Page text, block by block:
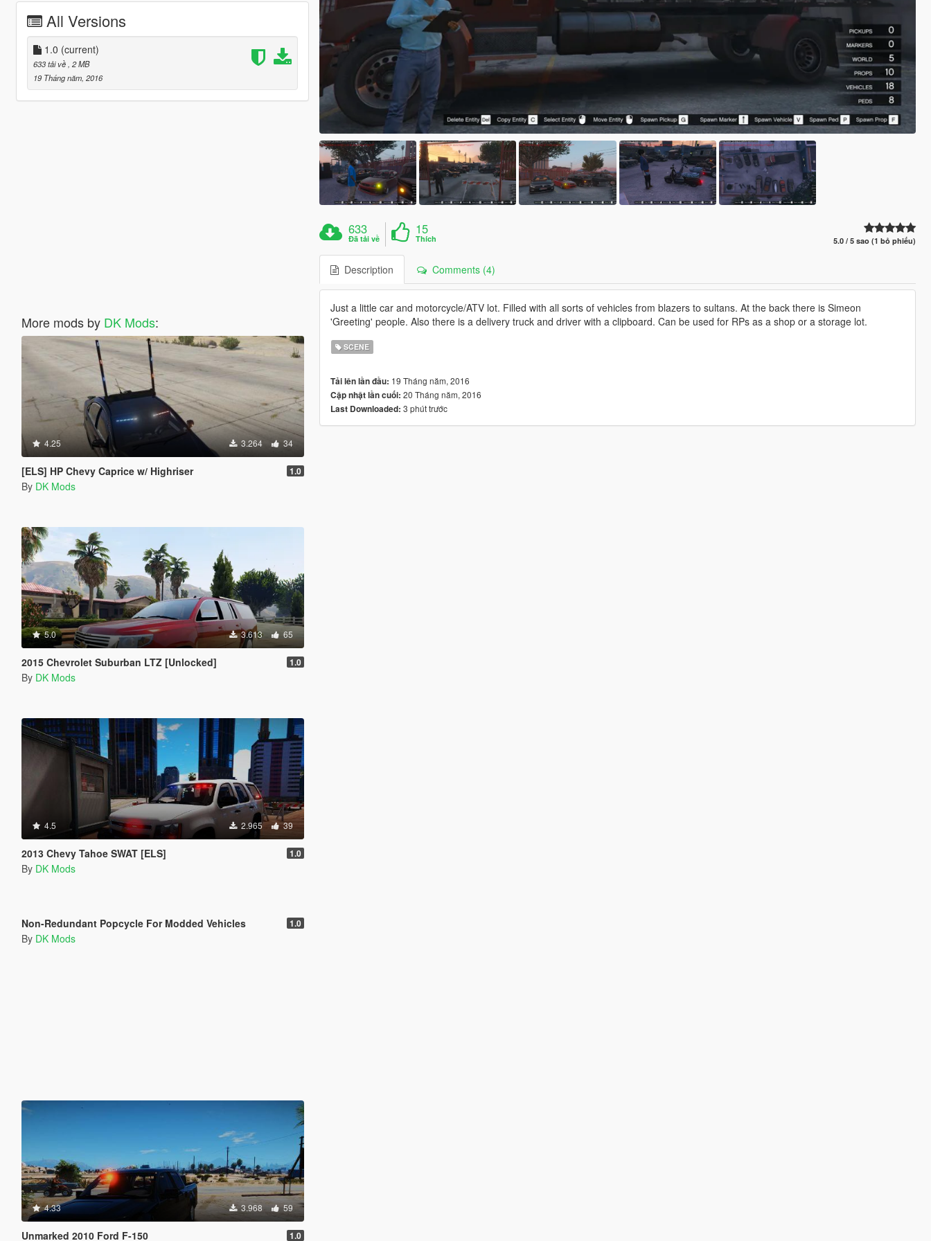
All Versions
1.0 (current)
633 tải về, 2 MB
19 Tháng năm, 2016
More mods by DK Mods:
4.25 3.264 34
[ELS] HP Chevy Caprice w/ Highriser 1.0
By DK Mods
5.0 3.613 65
2015 Chevrolet Suburban LTZ [Unlocked] 1.0
By DK Mods
4.5 2.965 39
2013 Chevy Tahoe SWAT [ELS] 1.0
By DK Mods
Non-Redundant Popcycle For Modded Vehicles 1.0
By DK Mods
4.33 3.968 59
Unmarked 2010 Ford F-150 1.0
633
Đã tải về
15
Thích 5.0 / 5 sao (1 bỏ phiếu)
Description Comments (4)
Just a little car and motorcycle/ATV lot. Filled with all sorts of vehicles from blazers to sultans. At the back there is Simeon
'Greeting' people. Also there is a delivery truck and driver with a clipboard. Can be used for RPs as a shop or a storage lot.
SCENE
Tải lên lần đầu: 19 Tháng năm, 2016
Cập nhật lần cuối: 20 Tháng năm, 2016
Last Downloaded: 3 phút trước